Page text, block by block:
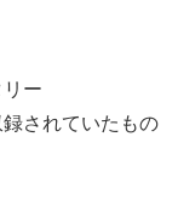
ー
されていたもの